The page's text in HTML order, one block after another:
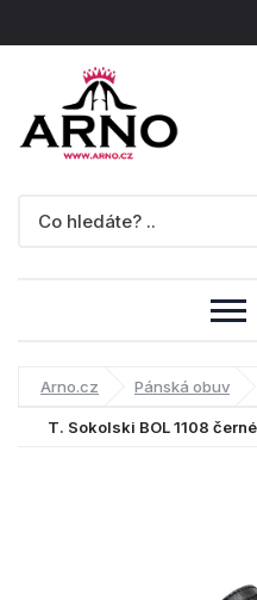
Arno.cz Pánská obuv
T. Sokolski BOL 1108